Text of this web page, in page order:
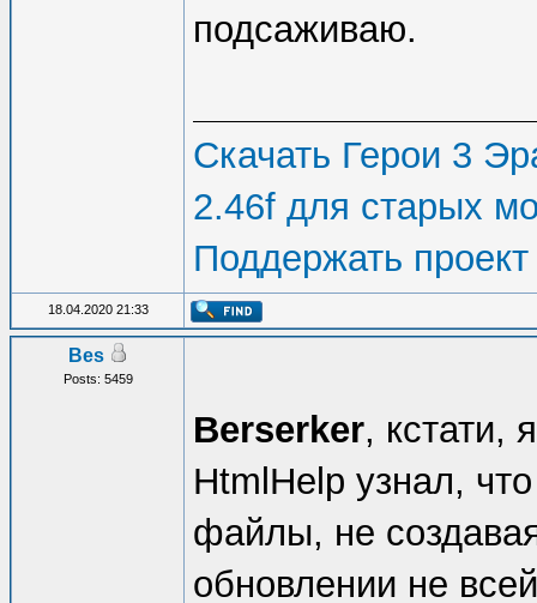
подсаживаю.
Скачать Герои 3
2.46f для старых
Поддержать проект
18.04.2020 21:33
Bes
Posts: 5459
Berserker, кстати,
HtmlHelp узнал,
файлы, не
обновлении не